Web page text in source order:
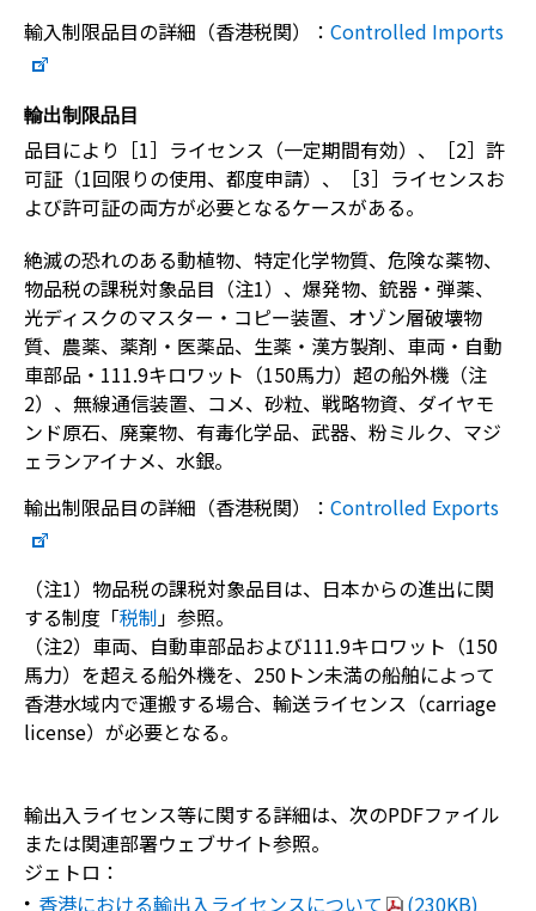
輸入制限品目の詳細（香港税関）： Controlled Imports
輸出制限品目
品目により［1］ライセンス（一定期間有効）、［2］許
可証（1回限りの使用、都度申請）、［3］ライセンスお
よび許可証の両方が必要となるケースがある。
絶滅の恐れのある動植物、特定化学物質、危険な薬物、
物品税の課税対象品目（注1）、爆発物、銃器・弾薬、
光ディスクのマスター・コピー装置、オゾン層破壊物
質、農薬、薬剤・医薬品、生薬・漢方製剤、車両・自動
車部品・111.9キロワット（150馬力）超の船外機（注
2）、無線通信装置、コメ、砂粒、戦略物資、ダイヤモ
ンド原石、廃棄物、有毒化学品、武器、粉ミルク、マジ
ェランアイナメ、水銀。
輸出制限品目の詳細（香港税関）： Controlled Exports
（注1）物品税の課税対象品目は、日本からの進出に関
する制度「税制 」参照。
（注2）車両、自動車部品および111.9キロワット（150
馬力）を超える船外機を、250トン未満の船舶によって
香港水域内で運搬する場合、輸送ライセンス（carriage
license）が必要となる。
輸出入ライセンス等に関する詳細は、次のPDFファイル
または関連部署ウェブサイト参照。
ジェトロ：
香港における輸出入ライセンスについて
(230KB)